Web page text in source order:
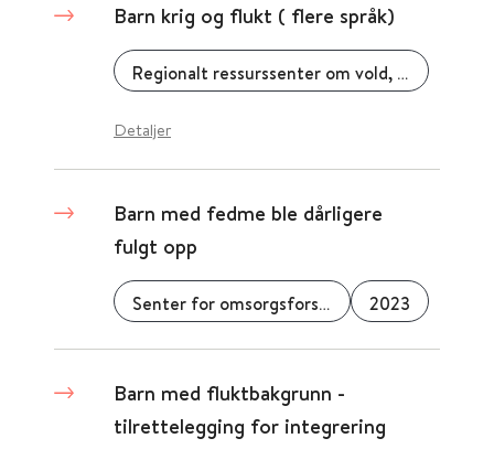
Barn krig og flukt ( flere språk)
Regionalt ressurssenter om vold, traumatisk stress og selvmordsforebygging (RVTS Nord)
Detaljer
Barn med fedme ble dårligere
fulgt opp
Senter for omsorgsforskning 2023
Barn med fluktbakgrunn -
tilrettelegging for integrering